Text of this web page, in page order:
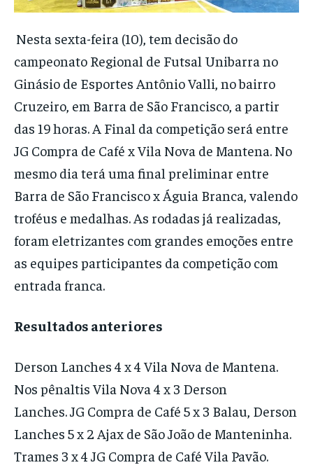
Nesta sexta-feira (10), tem decisão do
campeonato Regional de Futsal Unibarra no
Ginásio de Esportes Antônio Valli, no bairro
Cruzeiro, em Barra de São Francisco, a partir
das 19 horas. A Final da competição será entre
JG Compra de Café x Vila Nova de Mantena. No
mesmo dia terá uma final preliminar entre
Barra de São Francisco x Águia Branca, valendo
troféus e medalhas. As rodadas já realizadas,
foram eletrizantes com grandes emoções entre
as equipes participantes da competição com
entrada franca.
Resultados anteriores
Derson Lanches 4 x 4 Vila Nova de Mantena.
Nos pênaltis Vila Nova 4 x 3 Derson
Lanches. JG Compra de Café 5 x 3 Balau, Derson
Lanches 5 x 2 Ajax de São João de Manteninha.
Trames 3 x 4 JG Compra de Café Vila Pavão.